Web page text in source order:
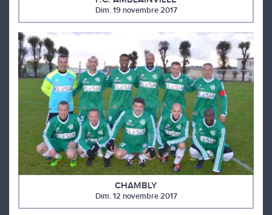
Dim. 19 novembre 2017
CHAMBLY
Dim. 12 novembre 2017